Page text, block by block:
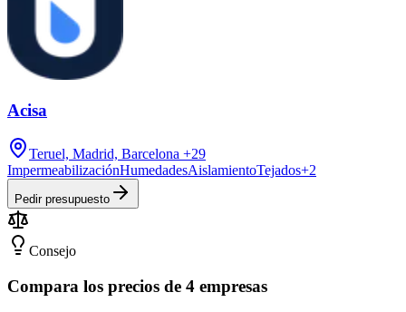
Acisa
Teruel, Madrid, Barcelona +29
ImpermeabilizaciónHumedadesAislamientoTejados+2
Pedir presupuesto
Consejo
Compara los precios de 4 empresas